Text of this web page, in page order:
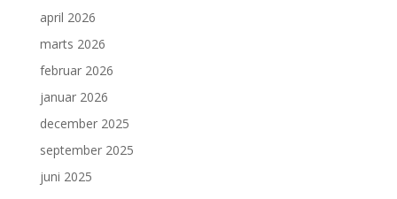
april 2026
marts 2026
februar 2026
januar 2026
december 2025
september 2025
juni 2025